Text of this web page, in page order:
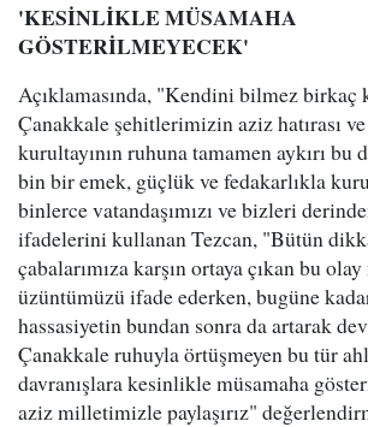
'KESİNLİKLE MÜSAMAHA
GÖSTERİLMEYECEK'
Açıklamasında, "Kendini bilmez birkaç
Çanakkale şehitlerimizin aziz hatırası
kurultayının ruhuna tamamen aykırı bu
bin bir emek, güçlük ve fedakarlıkla
binlerce vatandaşımızı ve bizleri
ifadelerini kullanan Tezcan, "Bütün
çabalarımıza karşın ortaya çıkan bu
üzüntümüzü ifade ederken, bugüne
hassasiyetin bundan sonra da artarak
Çanakkale ruhuyla örtüşmeyen bu tür
davranışlara kesinlikle müsamaha
aziz milletimizle paylaşırız"